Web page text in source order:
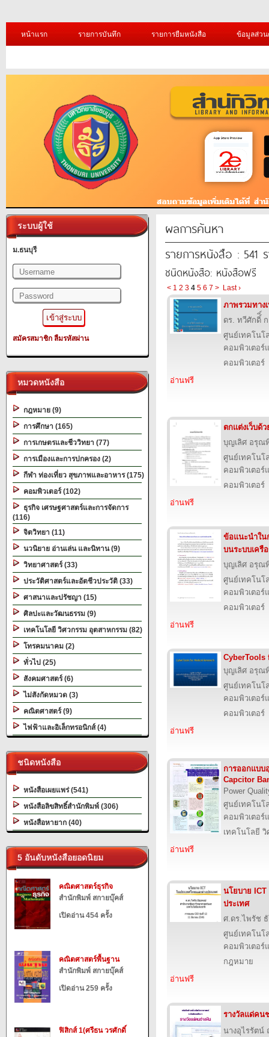
หน้าแรก รายการบันทึก รายการยืมหนังสือ ข้อมูลส่ว
ระบบผู้ใช้
ม.ธนบุรี
สมัครสมาชิก ลืมรหัสผ่าน
หมวดหนังสือ
กฎหมาย (9)
การศึกษา (165)
การเกษตรและชีววิทยา (77)
การเมืองและการปกครอง (2)
กีฬา ท่องเที่ยว สุขภาพและอาหาร (175)
คอมพิวเตอร์ (102)
ธุรกิจ เศรษฐศาสตร์และการจัดการ
(116)
จิตวิทยา (11)
นวนิยาย อ่านเล่น และนิทาน (9)
วิทยาศาสตร์ (33)
ประวัติศาสตร์และอัตชีวประวัติ (33)
ศาสนาและปรัชญา (15)
ศิลปะและวัฒนธรรม (9)
เทคโนโลยี วิศวกรรม อุตสาหกรรม (82)
โทรคมนาคม (2)
ทั่วไป (25)
สังคมศาสตร์ (6)
ไม่สังกัดหมวด (3)
คณิตศาสตร์ (9)
ไฟฟ้าและอิเล็กทรอนิกส์ (4)
ชนิดหนังสือ
หนังสือเผยแพร่ (541)
หนังสือลิขสิทธิ์สำนักพิมพ์ (306)
หนังสือหายาก (40)
5 อันดับหนังสือยอดนิยม
คณิตศาสตร์ธุรกิจ
สำนักพิมพ์ สกายบุ๊คส์
เปิดอ่าน 454 ครั้ง
คณิตศาสตร์พื้นฐาน
สำนักพิมพ์ สกายบุ๊คส์
เปิดอ่าน 259 ครั้ง
ฟิสิกส์ 1(ศรีธน วรศักดิ์
ผลการค้นหา
รายการหนังสือ : 541
ชนิดหนังสือ: หนังสือฟรี
< 1 2 3 4 5 6 7 > Last ›
ภาพรวมทาง
ดร. ทวีศักดิ์ิ์
ศูนย์เทคโนโ
คอมพิวเตอร์
คอมพิวเตอร์
อ่านฟรี
ตกแต่งเว็บด้
บุญเลิศ อรุณ
ศูนย์เทคโนโ
คอมพิวเตอร์
คอมพิวเตอร์
อ่านฟรี
ข้อแนะนําใน
บนระบบเครื
บุญเลิศ อรุณ
ศูนย์เทคโนโ
คอมพิวเตอร์
คอมพิวเตอร์
อ่านฟรี
CyberTools
บุญเลิศ อรุณ
ศูนย์เทคโนโ
คอมพิวเตอร์
คอมพิวเตอร์
อ่านฟรี
การออกแบบ
Capcitor
Power
ศูนย์เทคโนโ
คอมพิวเตอร์
เทคโนโลยี
อ่านฟรี
นโยบาย ICT
ประเทศ
ศ.ดร.ไพรัช
ศูนย์เทคโนโ
คอมพิวเตอร์
กฎหมาย
อ่านฟรี
รางวัลแด่คน
นางอุไรรัตน์